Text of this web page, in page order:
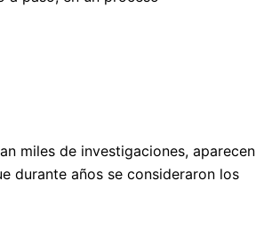
miles de investigaciones, aparecen
durante años se consideraron los